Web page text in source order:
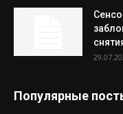
Популярные